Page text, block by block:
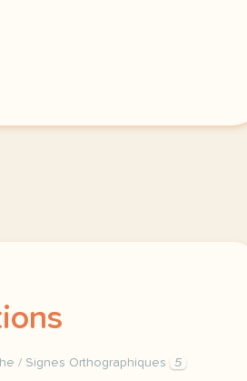
/ Signes Orthographiques 5